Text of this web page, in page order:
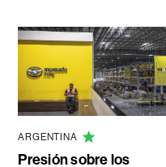
ARGENTINA
Presión sobre los